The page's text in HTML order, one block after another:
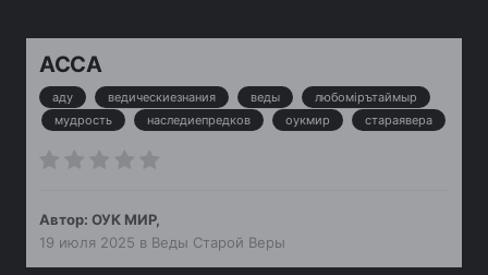
АССА
аду ведическиезнания веды
любомiрътаймыр
мудрость
наследиепредков оукмир стараявера
Автор: ОУК МИР,
19 июля 2025 в Веды Старой Веры